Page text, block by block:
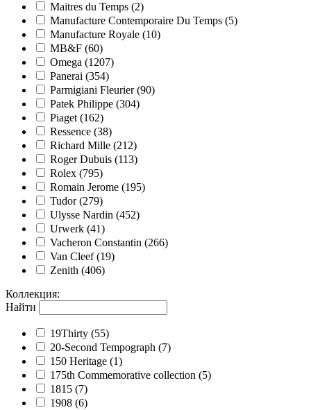
Maitres du Temps (2)
Manufacture Contemporaire Du Temps (5)
Manufacture Royale (10)
MB&F (60)
Omega (1207)
Panerai (354)
Parmigiani Fleurier (90)
Patek Philippe (304)
Piaget (162)
Ressence (38)
Richard Mille (212)
Roger Dubuis (113)
Rolex (795)
Romain Jerome (195)
Tudor (279)
Ulysse Nardin (452)
Urwerk (41)
Vacheron Constantin (266)
Van Cleef (19)
Zenith (406)
Коллекция:
Найти
19Thirty (55)
20-Second Tempograph (7)
150 Heritage (1)
175th Commemorative collection (5)
1815 (7)
1908 (6)